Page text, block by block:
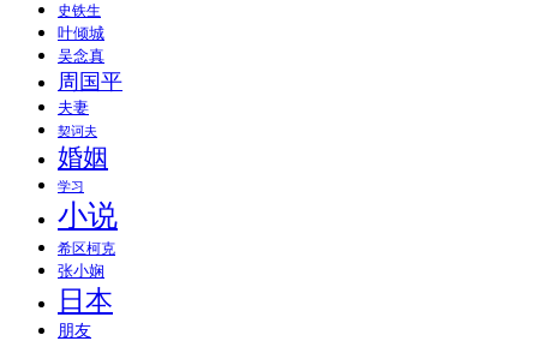
史铁生
叶倾城
吴念真
周国平
夫妻
契诃夫
婚姻
学习
小说
希区柯克
张小娴
日本
朋友